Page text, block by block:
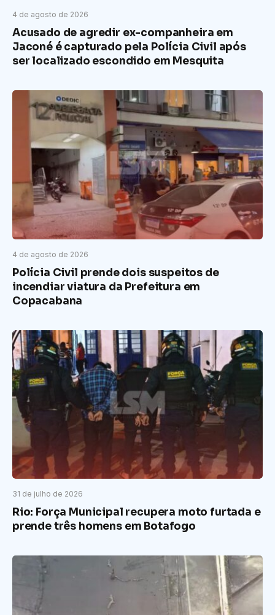
4 de agosto de 2026
Acusado de agredir ex-companheira em
Jaconé é capturado pela Polícia Civil após
ser localizado escondido em Mesquita
4 de agosto de 2026
Polícia Civil prende dois suspeitos de
incendiar viatura da Prefeitura em
Copacabana
31 de julho de 2026
Rio: Força Municipal recupera moto furtada e
prende três homens em Botafogo